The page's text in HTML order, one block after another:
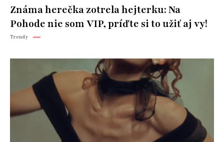
Známa herečka zotrela hejterku: Na
Pohode nie som VIP, príďte si to užiť aj vy!
Trendy